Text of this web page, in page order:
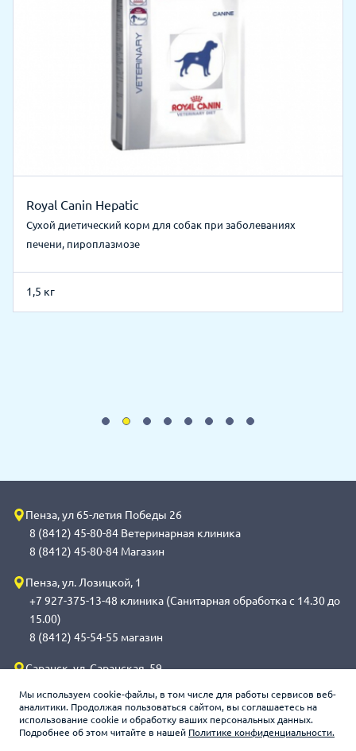
Мы используем cookie-файлы, в том числе для работы сервисов веб-
аналитики. Продолжая пользоваться сайтом, вы соглашаетесь на
использование cookie и обработку ваших персональных данных.
Подробнее об этом читайте в нашей Политике конфиденциальности.
Royal Canin Hepatic
Сухой диетический корм для собак при заболеваниях
печени, пироплазмозе
1,5 кг
Пенза, ул 65-летия Победы 26
8 (8412) 45-80-84 Ветеринарная клиника
8 (8412) 45-80-84 Магазин
Пенза, ул. Лозицкой, 1
+7 927-375-13-48 клиника (Санитарная обработка с 14.30 до
15.00)
8 (8412) 45-54-55 магазин
Саранск, ул. Саранская, 59
обработка с 14.00 до 14.30)
8 (8342) 272-275 магазин